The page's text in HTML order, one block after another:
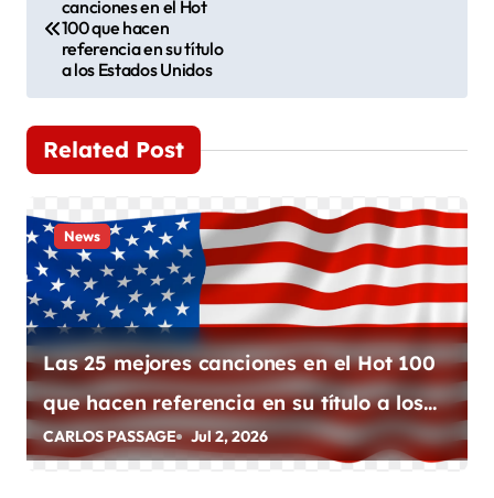
a
e
g
a
c
i
ó
n
d
canciones en el Hot
100 que hacen
referencia en su título
a los Estados Unidos
Related Post
News
Las 25 mejores canciones en el Hot 100
que hacen referencia en su título a los
Estados Unidos
CARLOS PASSAGE Jul 2, 2026